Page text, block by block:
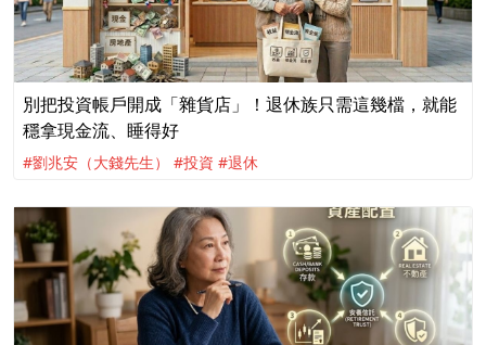
別把投資帳戶開成「雜貨店」！退休族只需這幾檔，就能
穩拿現金流、睡得好
#劉兆安（大錢先生） #投資 #退休